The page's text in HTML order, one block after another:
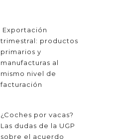
Exportación
trimestral: productos
primarios y
manufacturas al
mismo nivel de
facturación
¿Coches por vacas?
Las dudas de la UGP
sobre el acuerdo